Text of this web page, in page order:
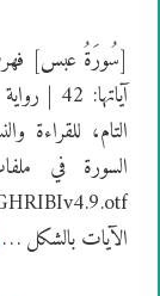
التام،
السورة في
الآيات بالشكل